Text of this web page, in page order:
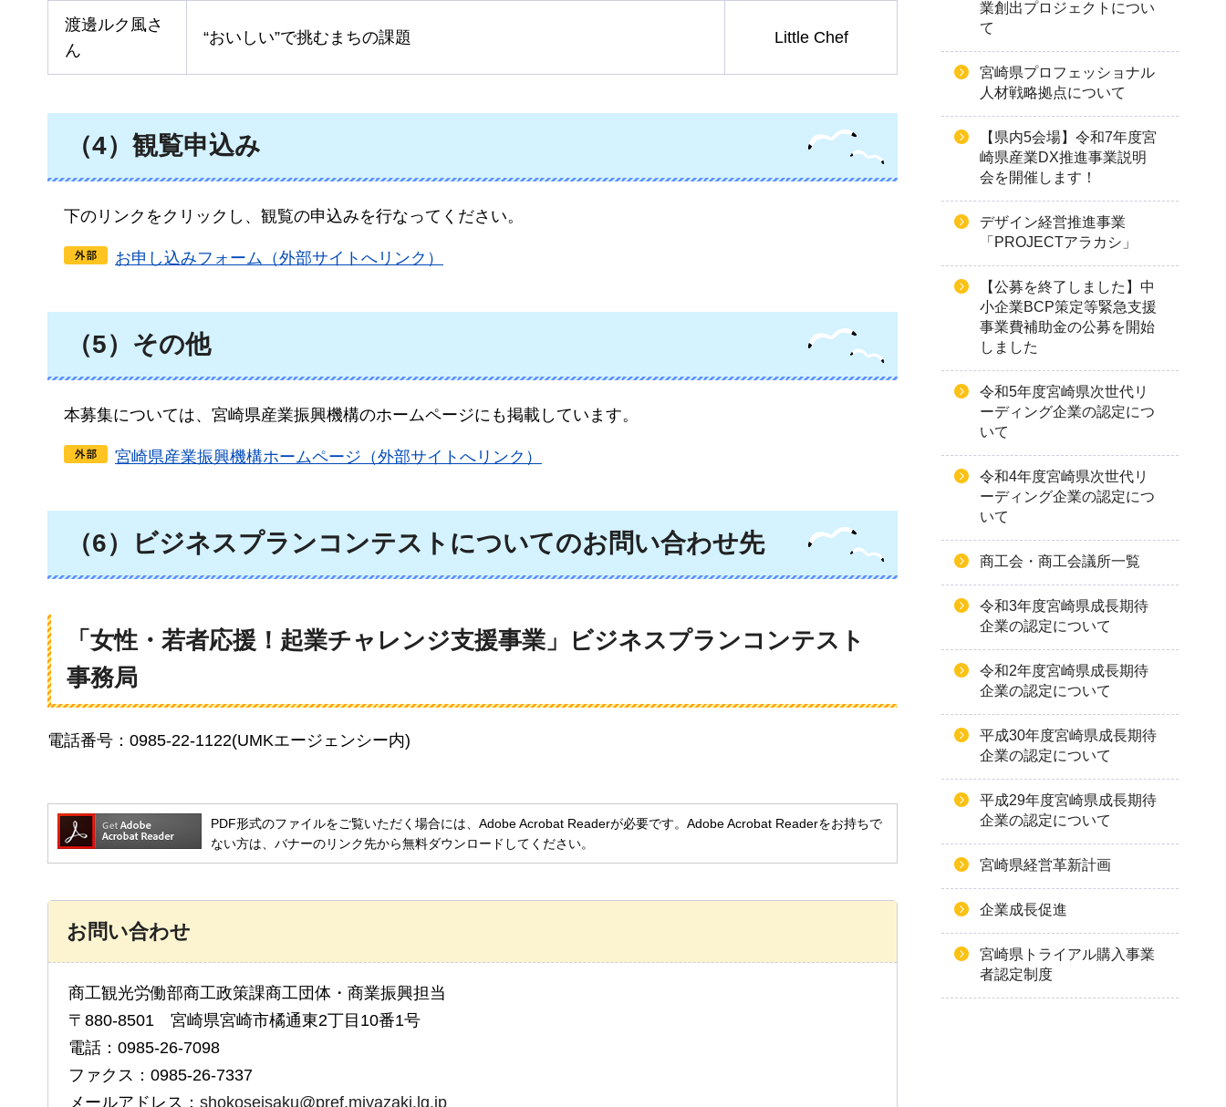
渡邊ルク風さ
ん
“おいしい”で挑むまちの課題 Little Chef
（4）観覧申込み
下のリンクをクリックし、観覧の申込みを行なってください。
お申し込みフォーム（外部サイトへリンク）
（5）その他
本募集については、宮崎県産業振興機構のホームページにも掲載しています。
宮崎県産業振興機構ホームページ（外部サイトへリンク）
（6）ビジネスプランコンテストについてのお問い合わせ先
「女性・若者応援！起業チャレンジ支援事業」ビジネスプランコンテスト
事務局
電話番号：0985-22-1122(UMKエージェンシー内)
PDF形式のファイルをご覧いただく場合には、Adobe Acrobat Readerが必要です。Adobe Acrobat Readerをお持ちで
ない方は、バナーのリンク先から無料ダウンロードしてください。
お問い合わせ
商工観光労働部商工政策課商工団体・商業振興担当
〒880-8501 宮崎県宮崎市橘通東2丁目10番1号
電話：0985-26-7098
ファクス：0985-26-7337
メールアドレス： shokoseisaku@pref.miyazaki.lg.jp
業創出プロジェクトについ
て
宮崎県プロフェッショナル
人材戦略拠点について
【県内5会場】令和7年度宮
崎県産業DX推進事業説明
会を開催します！
デザイン経営推進事業
「PROJECTアラカシ」
【公募を終了しました】中
小企業BCP策定等緊急支援
事業費補助金の公募を開始
しました
令和5年度宮崎県次世代リ
ーディング企業の認定につ
いて
令和4年度宮崎県次世代リ
ーディング企業の認定につ
いて
商工会・商工会議所一覧
令和3年度宮崎県成長期待
企業の認定について
令和2年度宮崎県成長期待
企業の認定について
平成30年度宮崎県成長期待
企業の認定について
平成29年度宮崎県成長期待
企業の認定について
宮崎県経営革新計画
企業成長促進
宮崎県トライアル購入事業
者認定制度